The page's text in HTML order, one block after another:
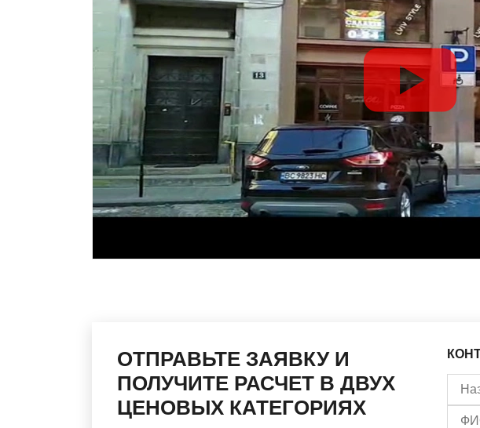
ОТПРАВЬТЕ ЗАЯВКУ И
ПОЛУЧИТЕ РАСЧЕТ В ДВУХ
ЦЕНОВЫХ КАТЕГОРИЯХ